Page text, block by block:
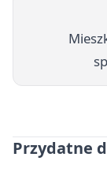
Przydatne